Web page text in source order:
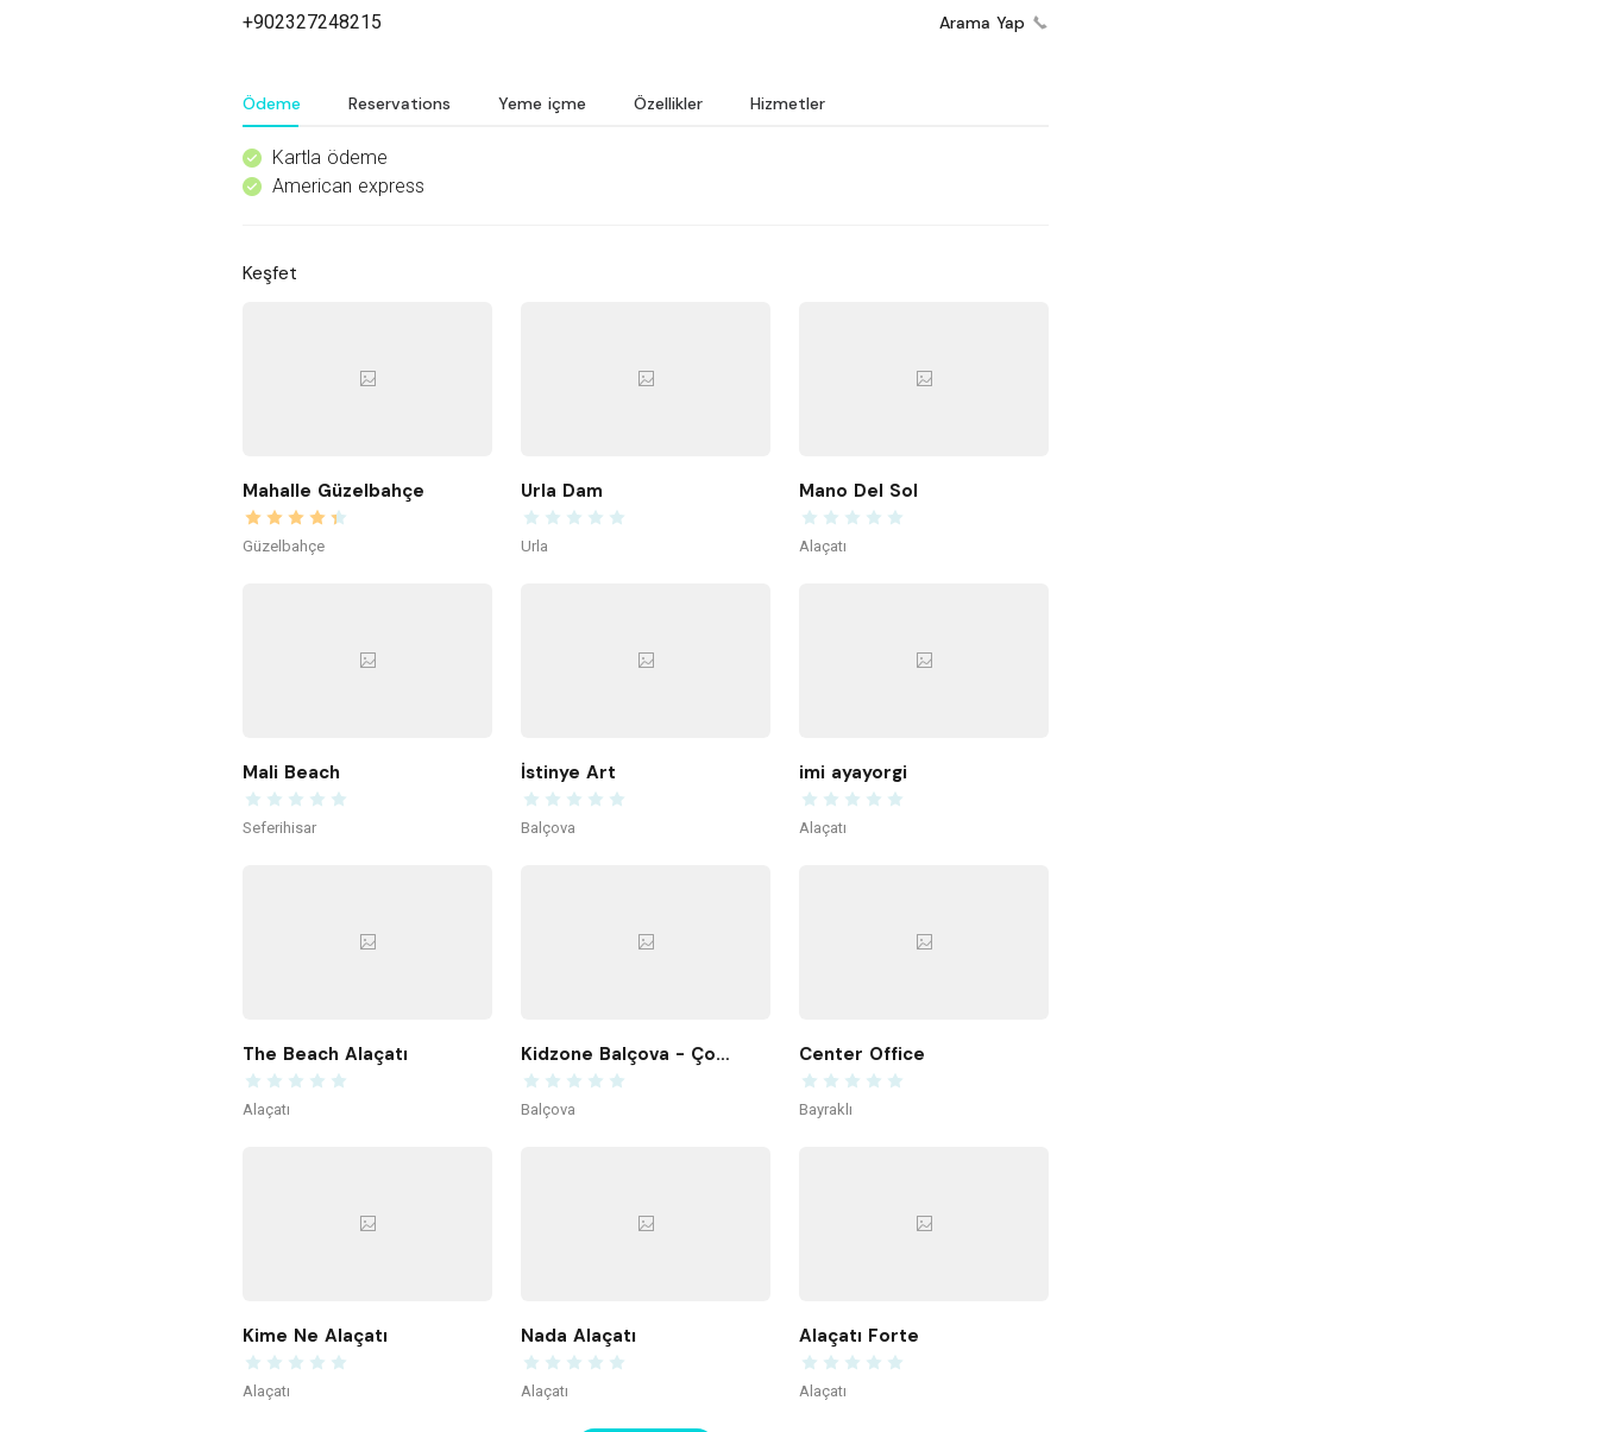
+902327248215 Arama Yap
Ödeme Reservations Yeme içme Özellikler Hizmetler
^ Kartla ödeme
^ American express
Keşfet
Mahalle Güzelbahçe
Güzelbahçe
Urla Dam
Urla
Mano Del Sol
Alaçatı
Mali Beach
Seferihisar
İstinye Art
Balçova
imi ayayorgi
Alaçatı
The Beach Alaçatı
Alaçatı
Kidzone Balçova - Çocuk Gelişim ve Aktivite Merkezi
Balçova
Center Office
Bayraklı
Kime Ne Alaçatı
Alaçatı
Nada Alaçatı
Alaçatı
Alaçatı Forte
Alaçatı